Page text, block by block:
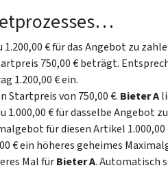
€ für das Angebot zu
750,00 € beträgt.
1.200,00 € ein.
Startpreis von 750,00 €. Bieter A
1.000,00 € für dasselbe Angebot
für diesen Artikel 1.000,00
€ ein höheres geheimes
Mal fürBieter A. Automatisch